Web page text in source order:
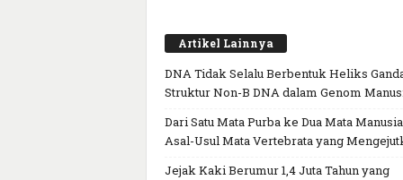
Artikel Lainnya
DNA Tidak Selalu Berbentuk Heliks
Struktur Non-B DNA dalam Genom
Dari Satu Mata Purba ke Dua Mata
Asal-Usul Mata Vertebrata yang
Jejak Kaki Berumur 1,4 Juta Tahun yang